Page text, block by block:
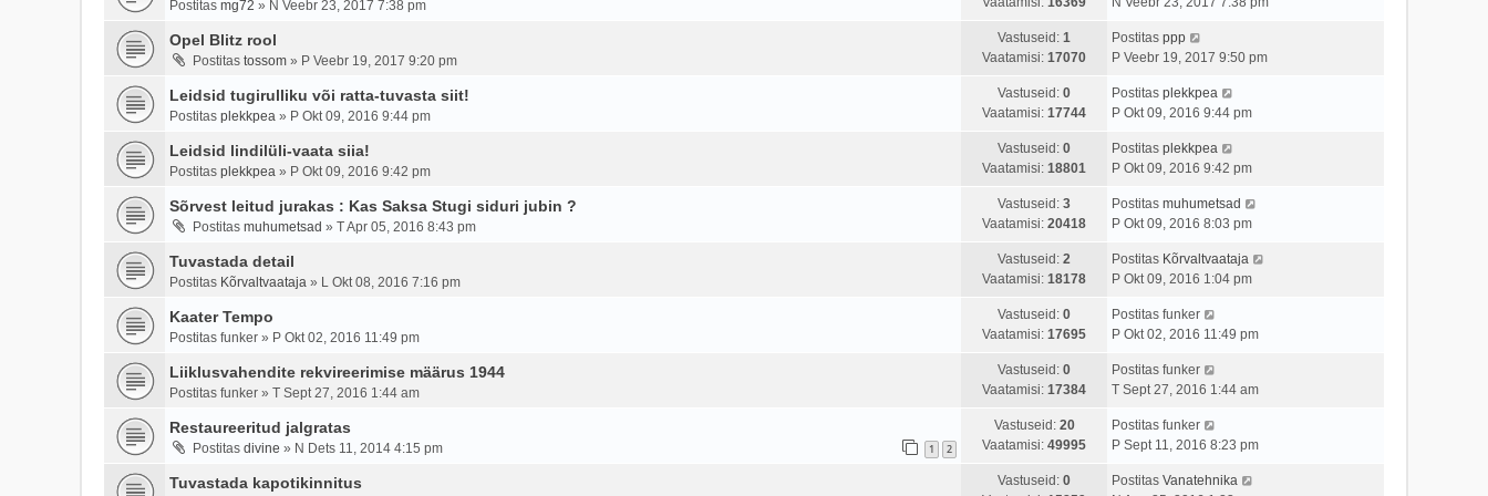
Postitas mg72 » N Veebr 23, 2017 7:38 pm
Opel Blitz rool
Postitas tossom » P Veebr 19, 2017 9:20 pm
Vastuseid: 1
Vaatamisi: 17070
Postitas ppp
P Veebr 19, 2017 9:50 pm
Leidsid tugirulliku või ratta-tuvasta siit!
Postitas plekkpea » P Okt 09, 2016 9:44 pm
Vastuseid: 0
Vaatamisi: 17744
Postitas plekkpea
P Okt 09, 2016 9:44 pm
Leidsid lindilüli-vaata siia!
Postitas plekkpea » P Okt 09, 2016 9:42 pm
Vastuseid: 0
Vaatamisi: 18801
Postitas plekkpea
P Okt 09, 2016 9:42 pm
Sõrvest leitud jurakas : Kas Saksa Stugi siduri jubin ?
Postitas muhumetsad » T Apr 05, 2016 8:43 pm
Vastuseid: 3
Vaatamisi: 20418
Postitas muhumetsad
P Okt 09, 2016 8:03 pm
Tuvastada detail
Postitas Kõrvaltvaataja » L Okt 08, 2016 7:16 pm
Vastuseid: 2
Vaatamisi: 18178
Postitas Kõrvaltvaataja
P Okt 09, 2016 1:04 pm
Kaater Tempo
Postitas funker » P Okt 02, 2016 11:49 pm
Vastuseid: 0
Vaatamisi: 17695
Postitas funker
P Okt 02, 2016 11:49 pm
Liiklusvahendite rekvireerimise määrus 1944
Postitas funker » T Sept 27, 2016 1:44 am
Vastuseid: 0
Vaatamisi: 17384
Postitas funker
T Sept 27, 2016 1:44 am
Restaureeritud jalgratas
Postitas divine » N Dets 11, 2014 4:15 pm 1 2
Vastuseid: 20
Vaatamisi: 49995
Postitas funker
P Sept 11, 2016 8:23 pm
Tuvastada kapotikinnitus Vastuseid: 0
Postitas Vanatehnika